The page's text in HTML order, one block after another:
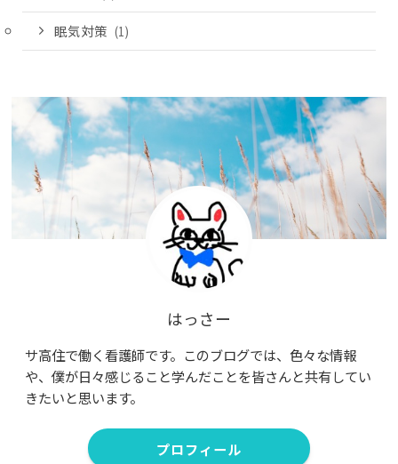
眠気対策 (1)
はっさー
サ高住で働く看護師です。このブログでは、色々な情報
や、僕が日々感じること学んだことを皆さんと共有してい
きたいと思います。
プロフィール